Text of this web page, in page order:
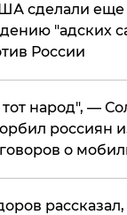
сделали еще
"адских
России
народ", —
россиян
о